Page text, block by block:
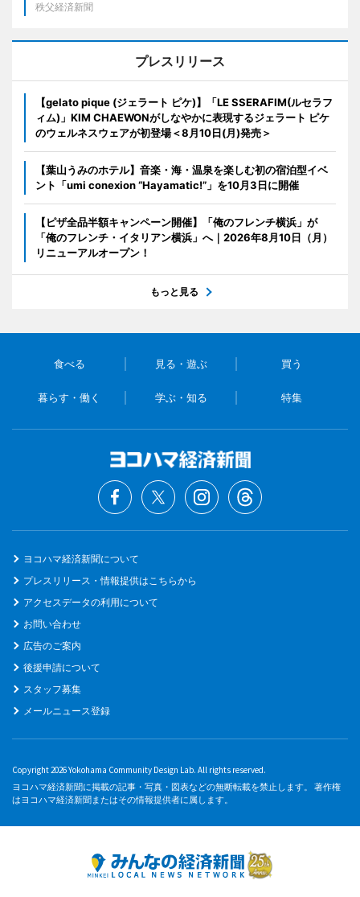
秩父経済新聞
プレスリリース
【gelato pique (ジェラート ピケ)】「LE SSERAFIM(ルセラフ
ィム)」KIM CHAEWONがしなやかに表現するジェラート ピケ
のウェルネスウェアが初登場＜8月10日(月)発売＞
【葉山うみのホテル】音楽・海・温泉を楽しむ初の宿泊型イベ
ント「umi conexion “Hayamatic!”」を10月3日に開催
【ピザ全品半額キャンペーン開催】「俺のフレンチ横浜」が
「俺のフレンチ・イタリアン横浜」へ｜2026年8月10日（月）
リニューアルオープン！
もっと見る
食べる 見る・遊ぶ 買う
暮らす・働く 学ぶ・知る 特集
ヨコハマ経済新聞について
プレスリリース・情報提供はこちらから
アクセスデータの利用について
お問い合わせ
広告のご案内
後援申請について
スタッフ募集
メールニュース登録
Copyright 2026 Yokohama Community Design Lab. All rights reserved.
ヨコハマ経済新聞に掲載の記事・写真・図表などの無断転載を禁止します。 著作権
はヨコハマ経済新聞またはその情報提供者に属します。